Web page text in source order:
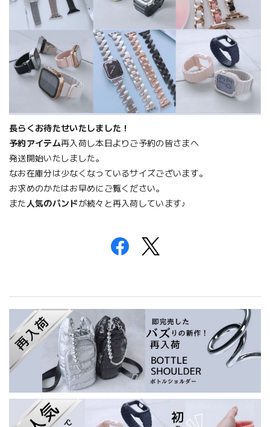
長らくお待たせいたしました！
予約アイテム再入荷し本日よりご予約の皆さまへ
発送開始いたしました。
なお在庫分は少なくなっているサイズございます。
お求めのかたはお早めにご覧ください。
また 人気のバンドが続々と再入荷しています♪